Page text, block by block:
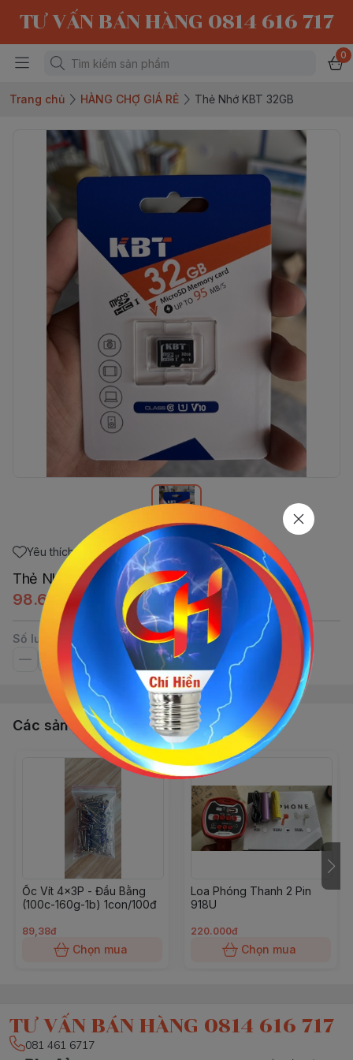
TƯ VẤN BÁN HÀNG 0814 616 717
0
Trang chủ HÀNG CHỢ GIÁ RẺ Thẻ Nhớ KBT 32GB
Yêu thích
Thẻ Nhớ KBT 32GB
98.670đ
Số lượng
Các sản phẩm, dịch vụ khác
Ốc Vít 4x3P - Đầu Bằng
(100c-160g-1b) 1con/100đ
89,38đ
Chọn mua
Loa Phóng Thanh 2 Pin
918U
220.000đ
Chọn mua
TƯ VẤN BÁN HÀNG 0814 616 717
081 461 6717